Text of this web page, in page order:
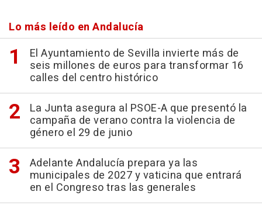
Lo más leído en Andalucía
El Ayuntamiento de Sevilla invierte más de
seis millones de euros para transformar 16
calles del centro histórico
La Junta asegura al PSOE-A que presentó la
campaña de verano contra la violencia de
género el 29 de junio
Adelante Andalucía prepara ya las
municipales de 2027 y vaticina que entrará
en el Congreso tras las generales